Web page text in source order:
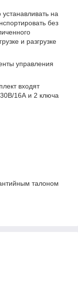
на
без
и разгрузке
управления
входят
16А и 2 ключа
талоном